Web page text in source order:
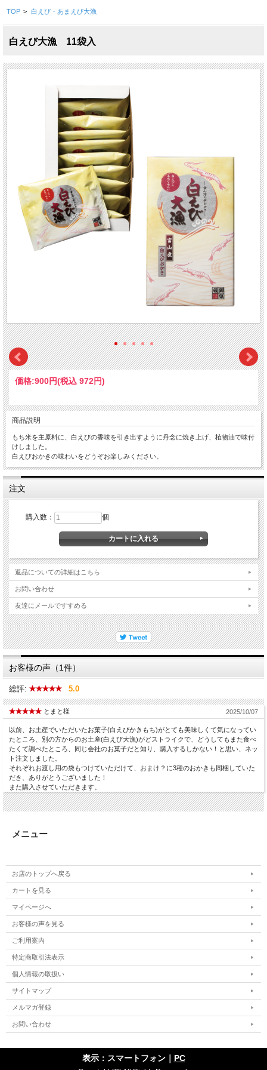
TOP > 白えび・あまえび大漁
白えび大漁 11袋入
価格:900円(税込 972円)
商品説明
もち米を主原料に、白えびの香味を引き出すように丹念に焼き上げ、植物油で味付
けしました。
白えびおかきの味わいをどうぞお楽しみください。
注文
購入数： 個
返品についての詳細はこちら
お問い合わせ
友達にメールですすめる
お客様の声（1件）
総評: 5.0
とまと様 2025/10/07
以前、お土産でいただいたお菓子(白えびかきもち)がとても美味しくて気になってい
たところ、別の方からのお土産(白えび大漁)がどストライクで、どうしてもまた食べ
たくて調べたところ、同じ会社のお菓子だと知り、購入するしかない！と思い、ネッ
ト注文しました。
それぞれお渡し用の袋もつけていただけて、おまけ？に3種のおかきも同梱していた
だき、ありがとうございました！
また購入させていただきます。
メニュー
お店のトップへ戻る
カートを見る
マイページへ
お客様の声を見る
ご利用案内
特定商取引法表示
個人情報の取扱い
サイトマップ
メルマガ登録
お問い合わせ
表示：スマートフォン｜ PC